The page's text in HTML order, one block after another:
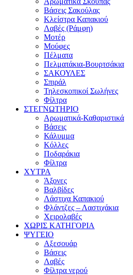
Βάσεις Σακούλας
Κλείστρα Καπακιού
Λαβές (Ράμφη)
Μοτέρ
Μούφες
Πέλματα
Πελματάκια-Βουρτσάκια
ΣΑΚΟΥΛΕΣ
Σπιράλ
Τηλεσκοπικοί Σωλήνες
Φίλτρα
ΣΤΕΓΝΩΤΗΡΙΟ
Αρωματικά-Καθαριστικά
Βάσεις
Κάλυμμα
Κόλλες
Ποδαράκια
Φίλτρα
ΧΥΤΡΑ
Άξονες
Βαλβίδες
Λάστιχα Καπακιού
Φλάντζες – Λαστιχάκια
Χειρολαβές
ΧΩΡΙΣ ΚΑΤΗΓΟΡΙΑ
ΨΥΓΕΙΟ
Αξεσουάρ
Βάσεις
Λαβές
Φίλτρα νερού